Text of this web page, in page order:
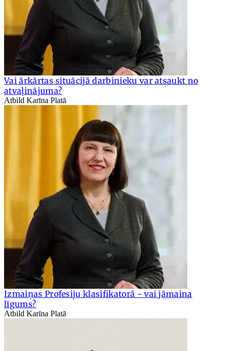
Vai ārkārtas situācijā darbinieku var atsaukt no
atvaļinājuma?
Atbild Karīna Platā
Izmaiņas Profesiju klasifikatorā - vai jāmaina
līgums?
Atbild Karīna Platā